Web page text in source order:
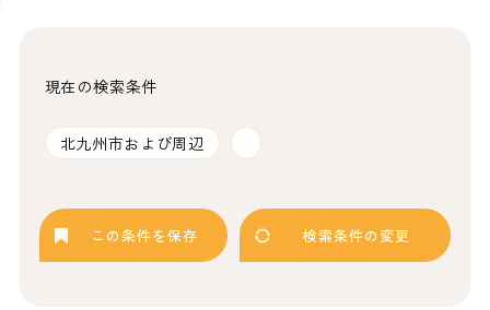
現在の検索条件
北九州市および周辺
この条件を保存 検索条件の変更